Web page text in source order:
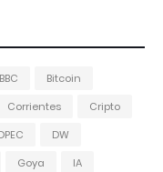
BBC
Bitcoin
Corrientes
Cripto
DW
Goya
IA